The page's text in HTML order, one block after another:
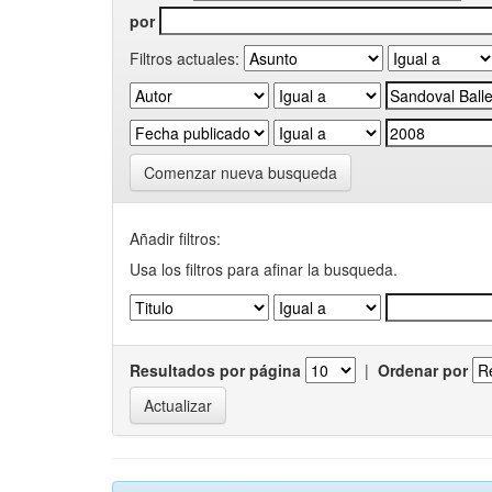
por
Filtros actuales:
Comenzar nueva busqueda
Añadir filtros:
Usa los filtros para afinar la busqueda.
Resultados por página | Ordenar por